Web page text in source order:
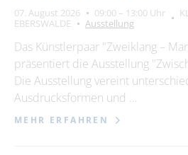
07. August 2026 09:00 – 13:00 Uhr
EBERSWALDE
Ausstellung
Das Künstlerpaar "Zweiklang –
präsentiert die Ausstellung
Die Ausstellung vereint
Ausdrucksformen und …
MEHR ERFAHREN